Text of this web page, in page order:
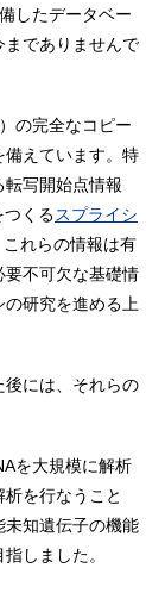
したデータベー
までありませんで
の完全なコピー
備えています。特
写開始点情報
つくるスプライシ
れらの情報は有
要不可欠な基礎情
研究を進める上
後には、それらの
を大規模に解析
を行なうこと
未知遺伝子の機能
しました。